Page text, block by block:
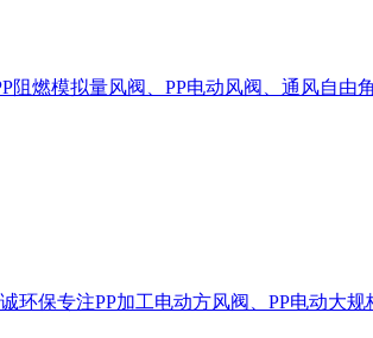
阻燃模拟量风阀、PP电动风阀、通风自
环保专注PP加工电动方风阀、PP电动大